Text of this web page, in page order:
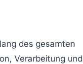
des gesamten
Verarbeitung und